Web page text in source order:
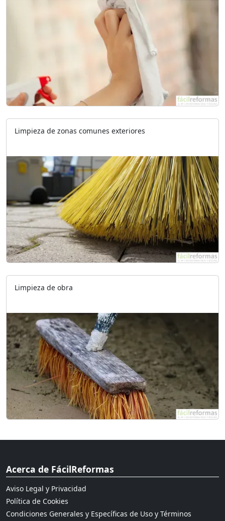
Limpieza de zonas comunes exteriores
Limpieza de obra
Acerca de FácilReformas
Aviso Legal y Privacidad
Política de Cookies
Condiciones Generales y Específicas de Uso y Términos